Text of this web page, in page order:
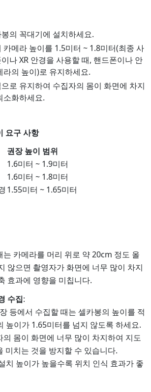
의 꼭대기에 설치하세요.
카메라 높이를 1.5미터 ~ 1.8미터(최종 사
나 XR 안경을 사용할 때, 핸드폰이나 안
라의 높이)로 유지하세요.
로 유지하여 수집자의 몸이 화면에 차지
소화하세요.
요구 사항
권장 높이 범위
1.6미터 ~ 1.9미터
1.6미터 ~ 1.8미터
1.55미터 ~ 1.65미터
는 카메라를 머리 위로 약 20cm 정도 올
않으면 촬영자가 화면에 너무 많이 차지
효과에 영향을 미칩니다.
수집:
등에서 수집할 때는 셀카봉의 높이를 적
높이가 1.65미터를 넘지 않도록 하세요.
의 몸이 화면에 너무 많이 차지하여 지도
미치는 것을 방지할 수 있습니다.
치 높이가 높을수록 위치 인식 효과가 좋